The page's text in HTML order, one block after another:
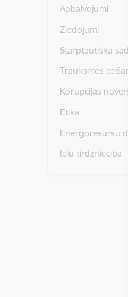
Apbalvojumi
Ziedojumi
Starptautiskā
Trauksmes
Korupcijas
Ētika
Energoresursu
Ielu tirdzniecība